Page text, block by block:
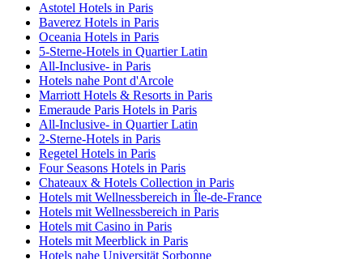
Astotel Hotels in Paris
Baverez Hotels in Paris
Oceania Hotels in Paris
5-Sterne-Hotels in Quartier Latin
All-Inclusive- in Paris
Hotels nahe Pont d'Arcole
Marriott Hotels & Resorts in Paris
Emeraude Paris Hotels in Paris
All-Inclusive- in Quartier Latin
2-Sterne-Hotels in Paris
Regetel Hotels in Paris
Four Seasons Hotels in Paris
Chateaux & Hotels Collection in Paris
Hotels mit Wellnessbereich in Île-de-France
Hotels mit Wellnessbereich in Paris
Hotels mit Casino in Paris
Hotels mit Meerblick in Paris
Hotels nahe Universität Sorbonne